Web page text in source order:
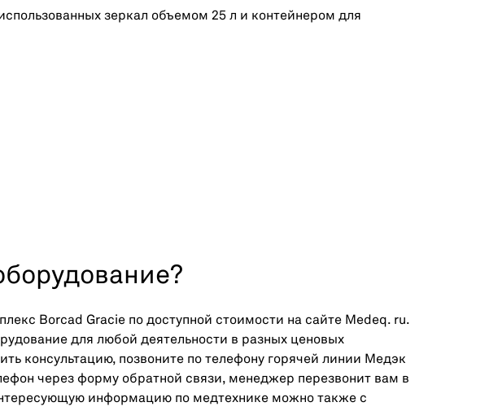
зеркал объемом 25 л и контейнером для
Borcad Gracie по доступной стоимости на сайте Medeq. ru.
для любой деятельности в разных ценовых
консультацию, позвоните по телефону горячей линии Медэк
через форму обратной связи, менеджер перезвонит вам в
информацию по медтехнике можно также с